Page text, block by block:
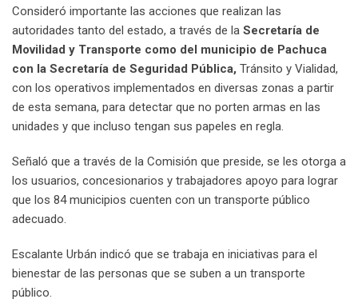
Consideró importante las acciones que realizan las
autoridades tanto del estado, a través de la Secretaría de
Movilidad y Transporte como del municipio de Pachuca
con la Secretaría de Seguridad Pública, Tránsito y Vialidad,
con los operativos implementados en diversas zonas a partir
de esta semana, para detectar que no porten armas en las
unidades y que incluso tengan sus papeles en regla.
Señaló que a través de la Comisión que preside, se les otorga a
los usuarios, concesionarios y trabajadores apoyo para lograr
que los 84 municipios cuenten con un transporte público
adecuado.
Escalante Urbán indicó que se trabaja en iniciativas para el
bienestar de las personas que se suben a un transporte
público.